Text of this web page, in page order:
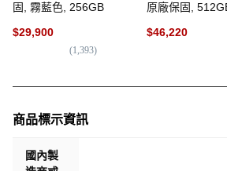
固, 霧藍色, 256GB
$29,900
(1,393)
原廠保固,
$46,220
商品標示資訊
國內製